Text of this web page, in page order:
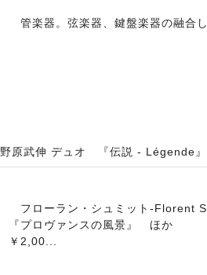
管楽器。弦楽器、鍵盤楽器の融
野原武伸 デュオ 『伝説 - Légende』
フローラン・シュミット-
『プロ
￥2,00...